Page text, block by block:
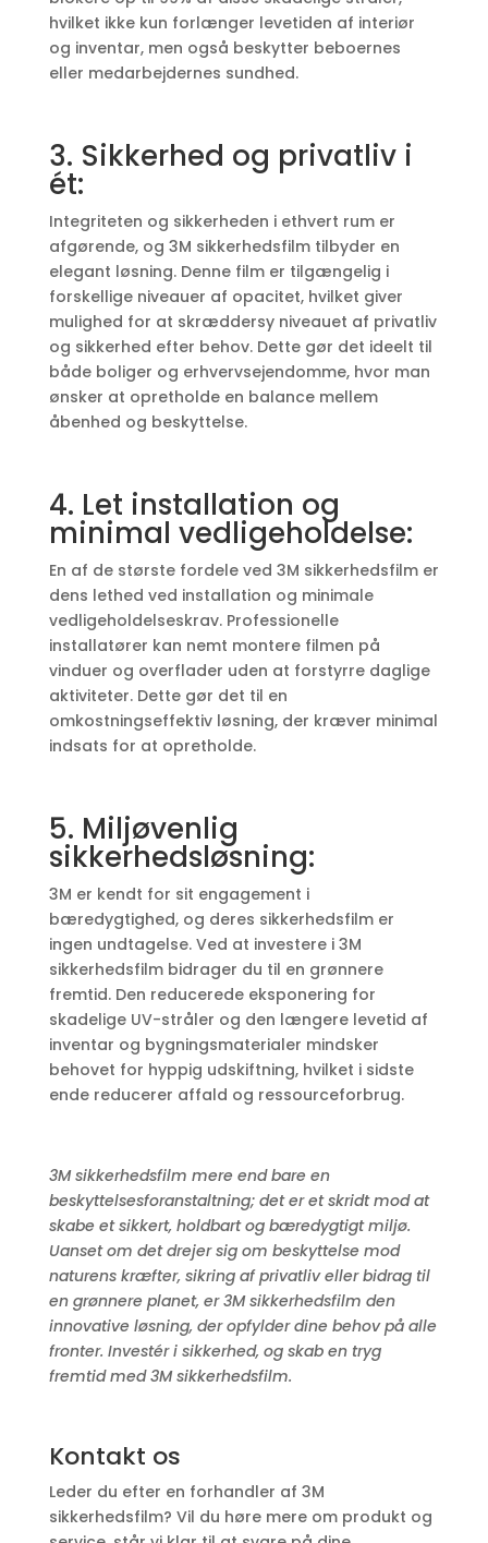
hvilket ikke kun forlænger levetiden af interiør
og inventar, men også beskytter beboernes
eller medarbejdernes sundhed.
3. Sikkerhed og privatliv i
ét:
Integriteten og sikkerheden i ethvert rum er
afgørende, og 3M sikkerhedsfilm tilbyder en
elegant løsning. Denne film er tilgængelig i
forskellige niveauer af opacitet, hvilket giver
mulighed for at skræddersy niveauet af privatliv
og sikkerhed efter behov. Dette gør det ideelt til
både boliger og erhvervsejendomme, hvor man
ønsker at opretholde en balance mellem
åbenhed og beskyttelse.
4. Let installation og
minimal vedligeholdelse:
En af de største fordele ved 3M sikkerhedsfilm er
dens lethed ved installation og minimale
vedligeholdelseskrav. Professionelle
installatører kan nemt montere filmen på
vinduer og overflader uden at forstyrre daglige
aktiviteter. Dette gør det til en
omkostningseffektiv løsning, der kræver minimal
indsats for at opretholde.
5. Miljøvenlig
sikkerhedsløsning:
3M er kendt for sit engagement i
bæredygtighed, og deres sikkerhedsfilm er
ingen undtagelse. Ved at investere i 3M
sikkerhedsfilm bidrager du til en grønnere
fremtid. Den reducerede eksponering for
skadelige UV-stråler og den længere levetid af
inventar og bygningsmaterialer mindsker
behovet for hyppig udskiftning, hvilket i sidste
ende reducerer affald og ressourceforbrug.
3M sikkerhedsfilm mere end bare en
beskyttelsesforanstaltning; det er et skridt mod at
skabe et sikkert, holdbart og bæredygtigt miljø.
Uanset om det drejer sig om beskyttelse mod
naturens kræfter, sikring af privatliv eller bidrag til
en grønnere planet, er 3M sikkerhedsfilm den
innovative løsning, der opfylder dine behov på alle
fronter. Investér i sikkerhed, og skab en tryg
fremtid med 3M sikkerhedsfilm.
Kontakt os
Leder du efter en forhandler af 3M
sikkerhedsfilm? Vil du høre mere om produkt og